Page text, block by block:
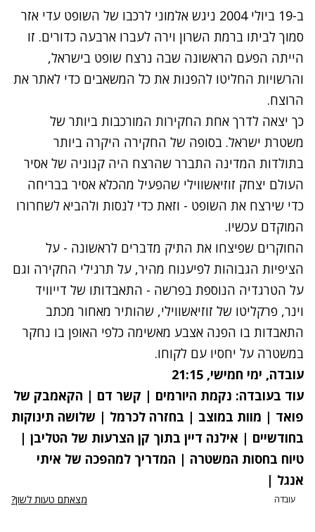
ב-19 ביולי 2004 ניגש אלמוני לרכבו של השופט עדי אזר
סמוך לביתו ברמת השרון וירה לעברו ארבעה כדורים. זו
הייתה הפעם הראשונה שבה נרצח שופט בישראל,
והרשויות החליטו להפנות את כל המשאבים כדי לאתר את
הרוצח.
כך יצאה לדרך אחת החקירות המורכבות ביותר של
משטרת ישראל. בסופה של החקירה היקרה ביותר
בתולדות המדינה התברר שהרצח היה קנוניה של אסיר
העולם יצחק זוזיאשווילי שהפעיל מהכלא אסיר בבריחה
כדי שירצח את השופט - וזאת כדי לנסות ולהביא לשחרורו
המוקדם עכשיו.
החוקרים שפיצחו את התיק מדברים לראשונה - על
הציפיות הגבוהות לפיענוח מהיר, על תרגילי החקירה וגם
על הטרגדיה הנוספת בפרשה - התאבדותו של דייוויד
וינר, פרקליטו של זוזיאשווילי, שהותיר מאחור מכתב
התאבדות בו הפנה אצבע מאשימה כלפי האופן בו נחקר
במשטרה על יחסיו עם לקוחו.
עובדה, ימי חמישי, 21:15
עוד בעובדה: נקמת היורמים | קשר דם | הקאמבק של
פואד | מוות במוצב | בחזרה לכרמל | שלושה תינוקות
בחודשיים | אילנה דיין בתוך קן הצרעות של הטליבן |
טיוח בחסות המשטרה | המדריך למהפכה של איתי
אנגל |
עובדה מצאתם טעות לשון?